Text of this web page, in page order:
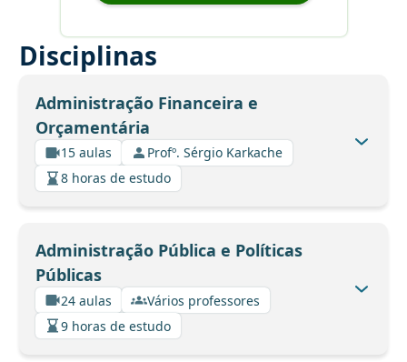
Disciplinas
Administração Financeira e
Orçamentária
15 aulas
Profº. Sérgio Karkache
8 horas de estudo
Administração Pública e Políticas
Públicas
24 aulas
Vários professores
9 horas de estudo